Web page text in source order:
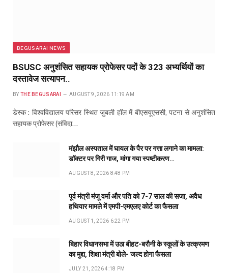
BEGUSARAI NEWS
BSUSC अनुशंसित सहायक प्रोफेसर पदों के 323 अभ्यर्थियों का
दस्तावेज सत्यापन..
BY THE BEGUSARAI AUGUST 9, 2026 11:19 AM
डेस्क : विश्वविद्यालय परिसर स्थित जुबली हॉल में बीएसयूएससी, पटना से अनुशंसित
सहायक प्रोफेसर (संविदा…
मंझौल अस्पताल में घायल के पैर पर गत्ता लगाने का मामला:
डॉक्टर पर गिरी गाज, मांगा गया स्पष्टीकरण…
AUGUST 8, 2026 8:48 PM
पूर्व मंत्री मंजू वर्मा और पति को 7-7 साल की सजा, अवैध
हथियार मामले में एमपी-एमएलए कोर्ट का फैसला
AUGUST 1, 2026 6:22 PM
बिहार विधानसभा में उठा बीहट-बरौनी के स्कूलों के उत्क्रमण
का मुद्दा, शिक्षा मंत्री बोले- जल्द होगा फैसला
JULY 21, 2026 4:18 PM